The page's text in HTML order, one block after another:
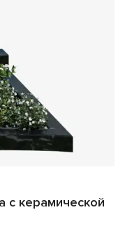
с керамической